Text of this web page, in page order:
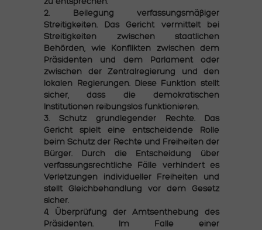
2. Beilegung verfassungsmäßiger
Streitigkeiten. Das Gericht vermittelt bei
Streitigkeiten zwischen staatlichen
Behörden, wie Konflikten zwischen dem
Präsidenten und dem Parlament oder
zwischen der Zentralregierung und den
lokalen Regierungen. Diese Funktion stellt
sicher, dass die demokratischen
Institutionen reibungslos funktionieren.
3. Schutz grundlegender Rechte. Das
Gericht spielt eine entscheidende Rolle
beim Schutz der Rechte und Freiheiten der
Bürger. Durch die Entscheidung über
verfassungsrechtliche Fälle verhindert es
Verletzungen individueller Freiheiten und
stellt Gleichbehandlung vor dem Gesetz
sicher.
4. Überprüfung der Amtsenthebung des
Präsidenten. Im Falle einer